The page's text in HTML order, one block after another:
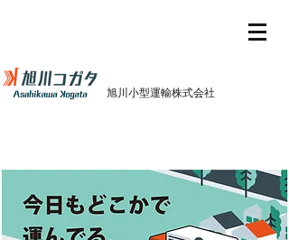
旭川小型運輸株式会社